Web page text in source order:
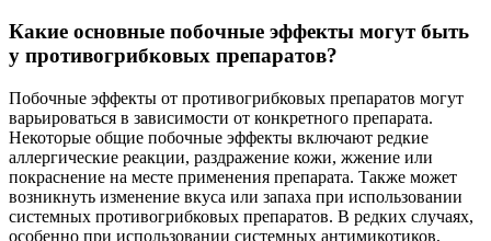
Какие основные побочные эффекты могут быть
у противогрибковых препаратов?
Побочные эффекты от противогрибковых препаратов могут
варьироваться в зависимости от конкретного препарата.
Некоторые общие побочные эффекты включают редкие
аллергические реакции, раздражение кожи, жжение или
покраснение на месте применения препарата. Также может
возникнуть изменение вкуса или запаха при использовании
системных противогрибковых препаратов. В редких случаях,
особенно при использовании системных антимикотиков,